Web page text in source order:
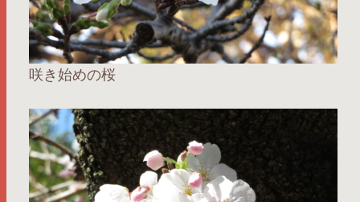
咲き始めの桜